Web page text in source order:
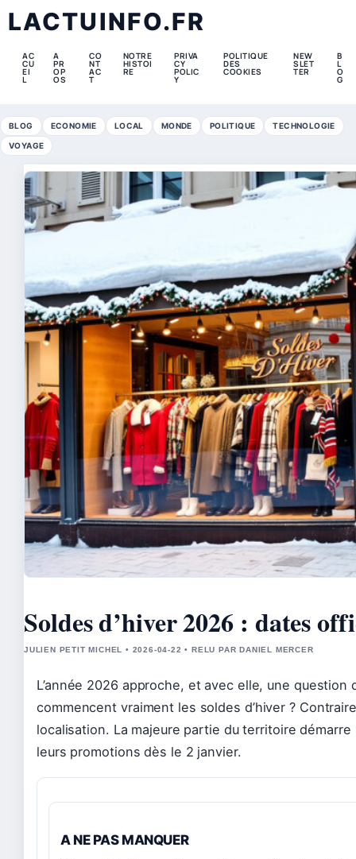
LACTUINFO.FR
AC
CU
EI
L
A
PR
OP
OS
CO
NT
AC
T
NOTRE
HISTOI
RE
PRIVA
CY
POLIC
Y
POLITIQUE
DES
COOKIES
NEW
SLET
TER
B
L
O
G
BLOG ECONOMIE LOCAL MONDE POLITIQUE TECHNOLOGIE
VOYAGE
Soldes d’hiver 2026 : dates
JULIEN PETIT MICHEL • 2026-04-22 • RELU PAR DANIEL MERCER
L’année 2026 approche, et avec elle, une
commencent vraiment les soldes d’hiver ?
localisation. La majeure partie du territoire
leurs promotions dès le 2 janvier.
A NE PAS MANQUER